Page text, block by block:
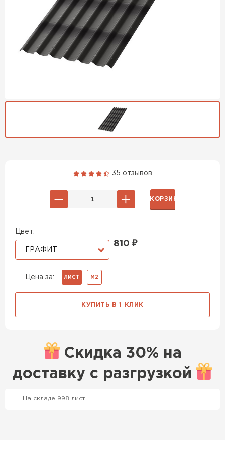
35 отзывов
Цвет:
ГРАФИТ
Цена за: ЛИСТ М2
810 ₽
В КОРЗИНУ
КУПИТЬ В 1 КЛИК
Скидка 30% на
доставку с разгрузкой
На складе 998 листПрофилированный лист